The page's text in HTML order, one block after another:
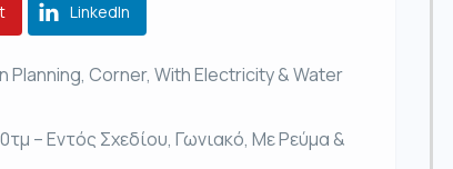
LinkedIn
Planning, Corner, With Electricity & Water
– Εντός Σχεδίου, Γωνιακό, Με Ρεύμα &